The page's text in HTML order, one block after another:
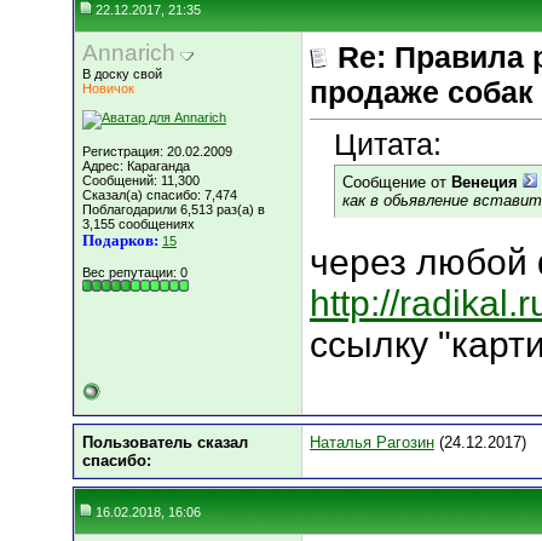
22.12.2017, 21:35
Annarich
В доску свой
Новичок
Регистрация: 20.02.2009
Адрес: Караганда
Сообщений: 11,300
Сказал(а) спасибо: 7,474
Поблагодарили 6,513 раз(а) в
3,155 сообщениях
Подарков: 15
Вес репутации: 0
Re: Правила
продаже
Цитата:
Сообщение от Венеция
кaк в обьявление
через любой
http://
ссылку
Пользователь сказал
cпасибо:
Наталья Рагозин (24.12.2017)
16.02.2018, 16:06